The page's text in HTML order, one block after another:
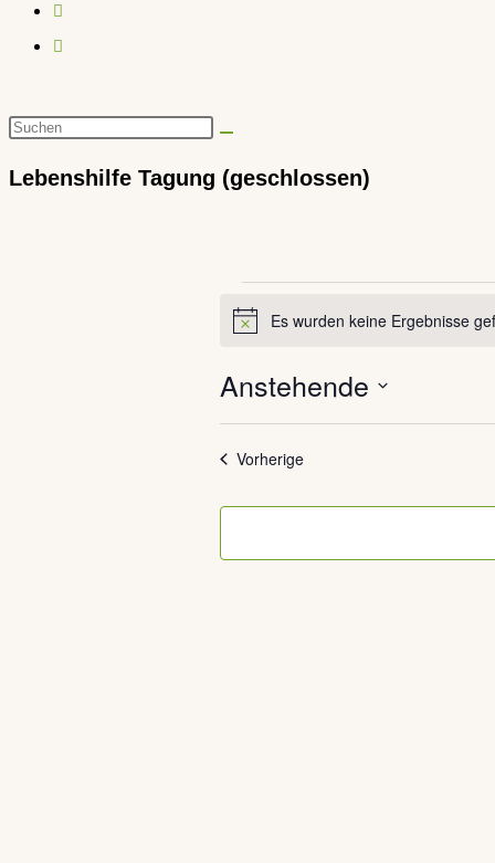
umschalten
Diese
Lebenshilfe Tagung (geschlossen)
HinweisEs wurden keine Ergebnisse
Anstehende
Datum
auswählen.
VorherigeVeranstaltungen